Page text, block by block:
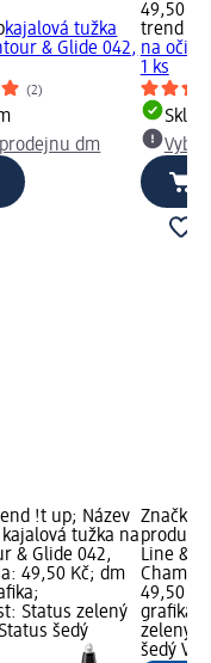
kajalová tužka
& Glide 042,
(2)
dm
49,50 Kč
trend !t
na oči
1 ks
!t up; Název
tužka na
& Glide 042,
49,50 Kč; dm
Status zelený
šedý
Značka:
Line &
49,50
grafika;
zelený
šedý